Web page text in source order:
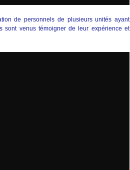
de personnels de plusieurs unités ayant
sont venus témoigner de leur expérience et